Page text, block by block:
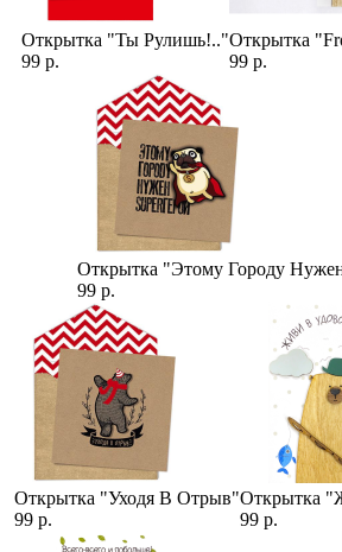
Открытка "Ты Рулишь!.."
99 р.
Открытка
99 р.
Открытка "Этому Городу
99 р.
Открытка "Уходя В Отрыв"
99 р.
Открытка
99 р.